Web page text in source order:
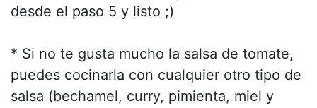
desde el paso 5 y listo ;)
* Si no te gusta mucho la salsa de tomate,
puedes cocinarla con cualquier otro tipo de
salsa (bechamel, curry, pimienta, miel y